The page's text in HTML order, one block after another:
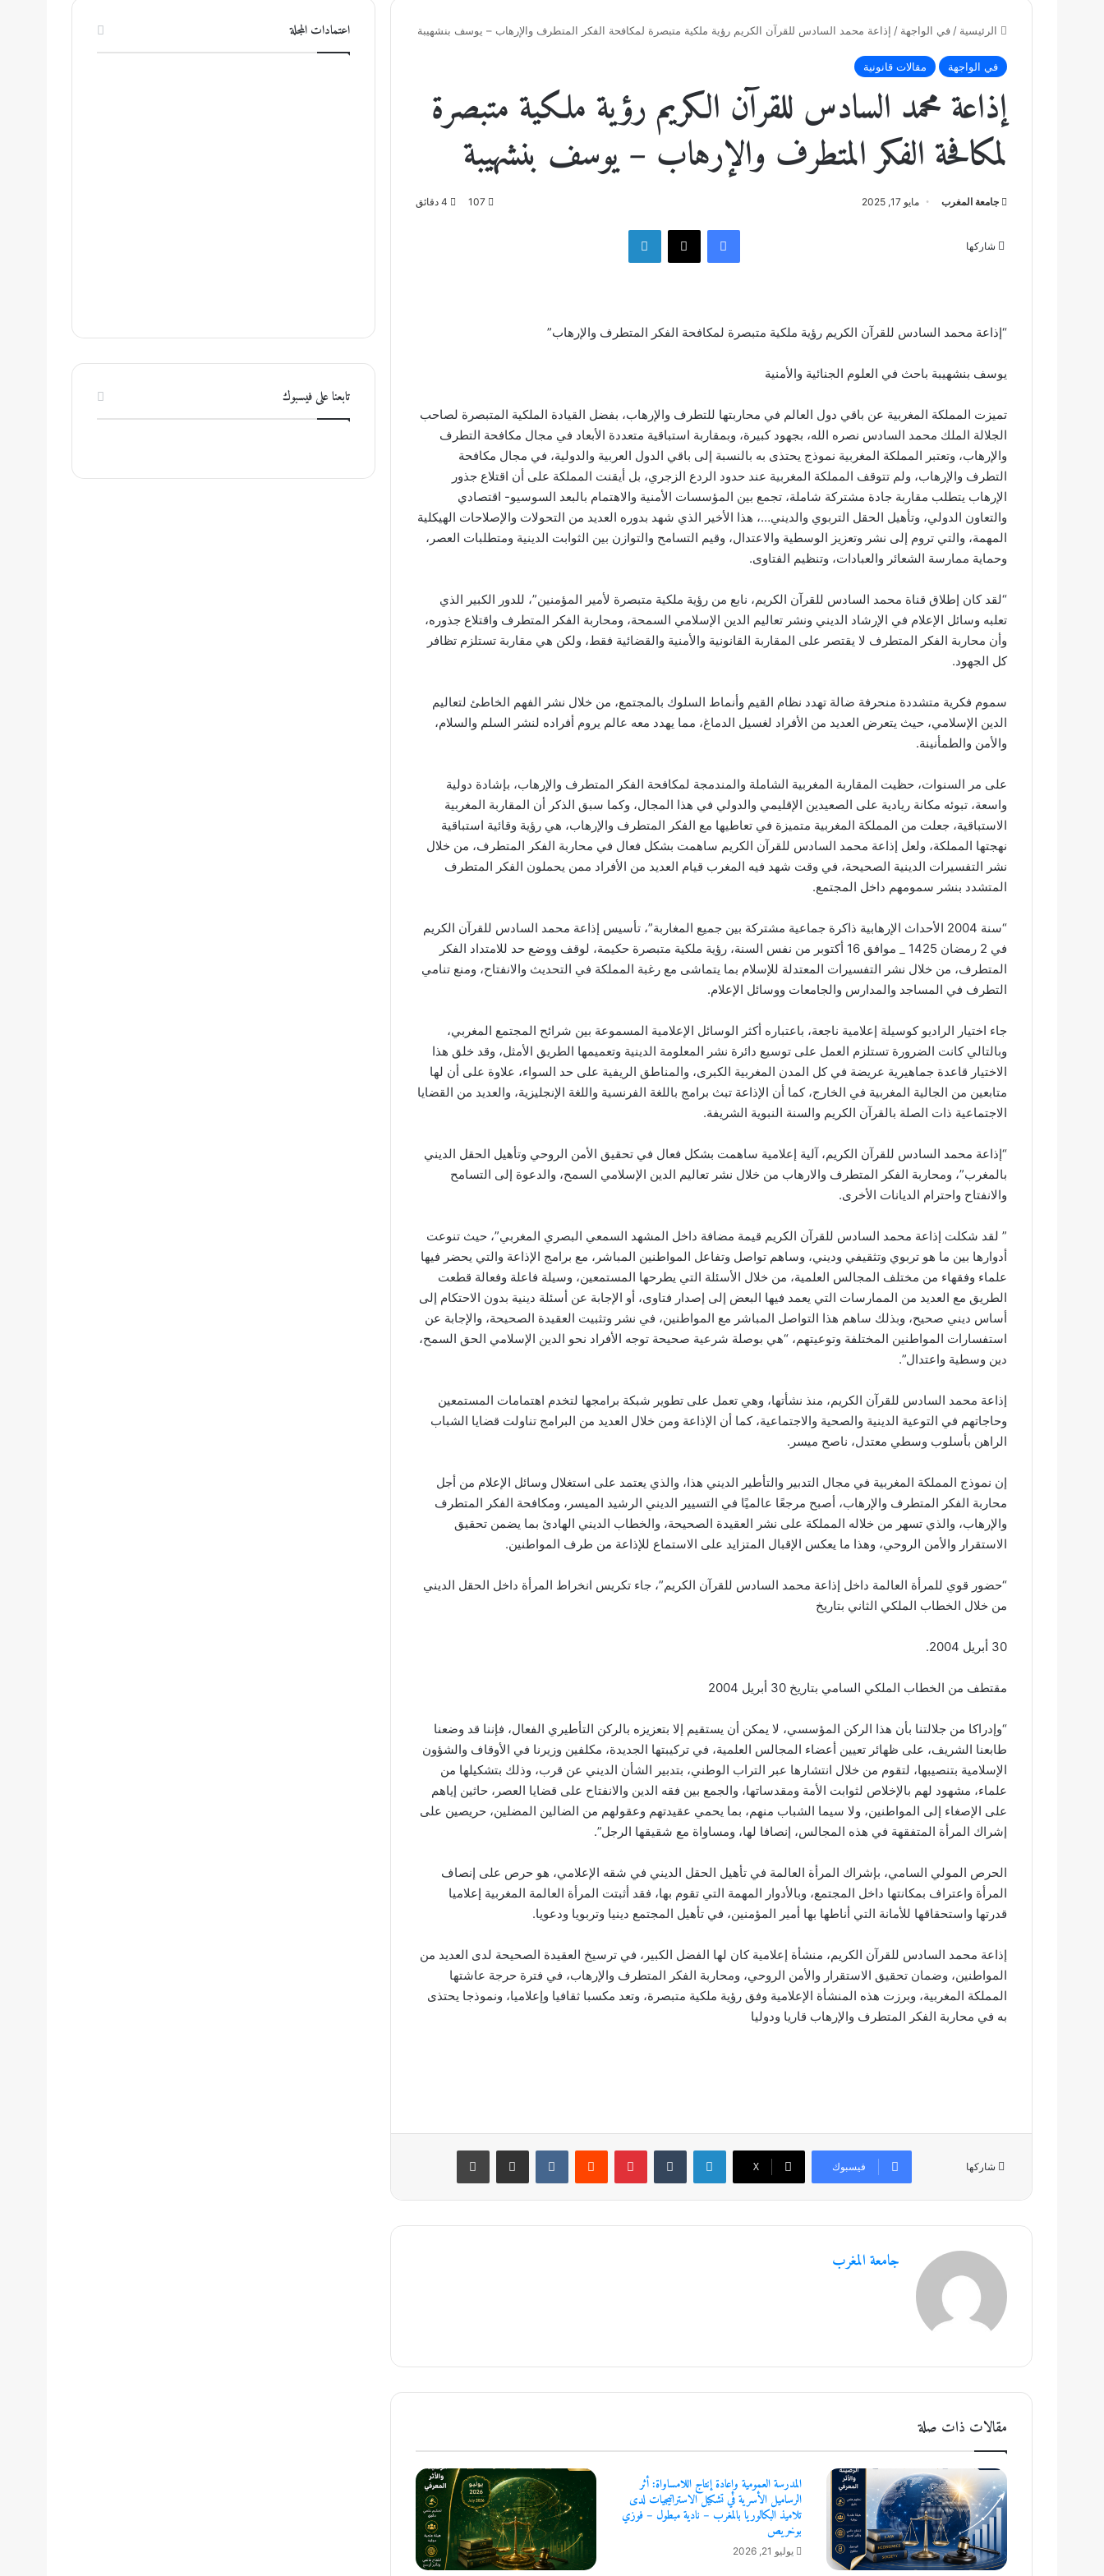
الرئيسية /في الواجهة / إذاعة محمد السادس للقرآن الكريم رؤية ملكية متبصرة لمكافحة الفكر المتطرف والإرهاب – يوسف بنشهيبة
في الواجهة مقالات قانونية
إذاعة محمد السادس للقرآن الكريم رؤية ملكية متبصرة
لمكافحة الفكر المتطرف والإرهاب – يوسف بنشهيبة
جامعة المغرب مايو 17, 2025 107
شاركها
فيسبوك ‫X
“إذاعة محمد السادس للقرآن الكريم رؤية ملكية متبصرة لمكافحة الفكر المتطرف والإرهاب”
يوسف بنشهيبة باحث في العلوم الجنائية والأمنية
تميزت المملكة المغربية عن باقي دول العالم في محاربتها للتطرف والإرهاب، بفضل القيادة الملكية المتبصرة لصاحب
الجلالة الملك محمد السادس نصره الله، بجهود كبيرة، وبمقاربة استباقية متعددة الأبعاد في مجال مكافحة التطرف
والإرهاب، وتعتبر المملكة المغربية نموذج يحتذى به بالنسبة إلى باقي الدول العربية والدولية، في مجال مكافحة
التطرف والإرهاب، ولم تتوقف المملكة المغربية عند حدود الردع الزجري، بل أيقنت المملكة على أن اقتلاع جذور
الإرهاب يتطلب مقاربة جادة مشتركة شاملة، تجمع بين المؤسسات الأمنية والاهتمام بالبعد السوسيو- اقتصادي
والتعاون الدولي، وتأهيل الحقل التربوي والديني…، هذا الأخير الذي شهد بدوره العديد من التحولات والإصلاحات الهيكلية
المهمة، والتي تروم إلى نشر وتعزيز الوسطية والاعتدال، وقيم التسامح والتوازن بين الثوابت الدينية ومتطلبات العصر،
وحماية ممارسة الشعائر والعبادات، وتنظيم الفتاوى.
“لقد كان إطلاق قناة محمد السادس للقرآن الكريم، نابع من رؤية ملكية متبصرة لأمير المؤمنين”، للدور الكبير الذي
تعلبه وسائل الإعلام في الإرشاد الديني ونشر تعاليم الدين الإسلامي السمحة، ومحاربة الفكر المتطرف واقتلاع جذوره،
وأن محاربة الفكر المتطرف لا يقتصر على المقاربة القانونية والأمنية والقضائية فقط، ولكن هي مقاربة تستلزم تظافر
كل الجهود.
سموم فكرية متشددة منحرفة ضالة تهدد نظام القيم وأنماط السلوك بالمجتمع، من خلال نشر الفهم الخاطئ لتعاليم
الدين الإسلامي، حيث يتعرض العديد من الأفراد لغسيل الدماغ، مما يهدد معه عالم يروم أفراده لنشر السلم والسلام،
والأمن والطمأنينة.
على مر السنوات، حظيت المقاربة المغربية الشاملة والمندمجة لمكافحة الفكر المتطرف والإرهاب، بإشادة دولية
واسعة، تبوئه مكانة ريادية على الصعيدين الإقليمي والدولي في هذا المجال، وكما سبق الذكر أن المقاربة المغربية
الاستباقية، جعلت من المملكة المغربية متميزة في تعاطيها مع الفكر المتطرف والإرهاب، هي رؤية وقائية استباقية
نهجتها المملكة، ولعل إذاعة محمد السادس للقرآن الكريم ساهمت بشكل فعال في محاربة الفكر المتطرف، من خلال
نشر التفسيرات الدينية الصحيحة، في وقت شهد فيه المغرب قيام العديد من الأفراد ممن يحملون الفكر المتطرف
المتشدد بنشر سمومهم داخل المجتمع.
“سنة 2004 الأحداث الإرهابية ذاكرة جماعية مشتركة بين جميع المغاربة”، تأسيس إذاعة محمد السادس للقرآن الكريم
في 2 رمضان 1425 _ موافق 16 أكتوبر من نفس السنة، رؤية ملكية متبصرة حكيمة، لوقف ووضع حد للامتداد الفكر
المتطرف، من خلال نشر التفسيرات المعتدلة للإسلام بما يتماشى مع رغبة المملكة في التحديث والانفتاح، ومنع تنامي
التطرف في المساجد والمدارس والجامعات ووسائل الإعلام.
جاء اختيار الراديو كوسيلة إعلامية ناجعة، باعتباره أكثر الوسائل الإعلامية المسموعة بين شرائح المجتمع المغربي،
وبالتالي كانت الضرورة تستلزم العمل على توسيع دائرة نشر المعلومة الدينية وتعميمها الطريق الأمثل، وقد خلق هذا
الاختيار قاعدة جماهيرية عريضة في كل المدن المغربية الكبرى، والمناطق الريفية على حد السواء، علاوة على أن لها
متابعين من الجالية المغربية في الخارج، كما أن الإذاعة تبث برامج باللغة الفرنسية واللغة الإنجليزية، والعديد من القضايا
الاجتماعية ذات الصلة بالقرآن الكريم والسنة النبوية الشريفة.
“إذاعة محمد السادس للقرآن الكريم، آلية إعلامية ساهمت بشكل فعال في تحقيق الأمن الروحي وتأهيل الحقل الديني
بالمغرب”، ومحاربة الفكر المتطرف والارهاب من خلال نشر تعاليم الدين الإسلامي السمح، والدعوة إلى التسامح
والانفتاح واحترام الديانات الأخرى.
” لقد شكلت إذاعة محمد السادس للقرآن الكريم قيمة مضافة داخل المشهد السمعي البصري المغربي”، حيث تنوعت
أدوارها بين ما هو تربوي وتثقيفي وديني، وساهم تواصل وتفاعل المواطنين المباشر، مع برامج الإذاعة والتي يحضر فيها
علماء وفقهاء من مختلف المجالس العلمية، من خلال الأسئلة التي يطرحها المستمعين، وسيلة فاعلة وفعالة قطعت
الطريق مع العديد من الممارسات التي يعمد فيها البعض إلى إصدار فتاوى، أو الإجابة عن أسئلة دينية بدون الاحتكام إلى
أساس ديني صحيح، وبذلك ساهم هذا التواصل المباشر مع المواطنين، في نشر وتثبيت العقيدة الصحيحة، والإجابة عن
استفسارات المواطنين المختلفة وتوعيتهم، “هي بوصلة شرعية صحيحة توجه الأفراد نحو الدين الإسلامي الحق السمح،
دين وسطية واعتدال”.
إذاعة محمد السادس للقرآن الكريم، منذ نشأتها، وهي تعمل على تطوير شبكة برامجها لتخدم اهتمامات المستمعين
وحاجاتهم في التوعية الدينية والصحية والاجتماعية، كما أن الإذاعة ومن خلال العديد من البرامج تناولت قضايا الشباب
الراهن بأسلوب وسطي معتدل، ناصح ميسر.
إن نموذج المملكة المغربية في مجال التدبير والتأطير الديني هذا، والذي يعتمد على استغلال وسائل الإعلام من أجل
محاربة الفكر المتطرف والإرهاب، أصبح مرجعًا عالميًا في التسيير الديني الرشيد الميسر، ومكافحة الفكر المتطرف
والإرهاب، والذي تسهر من خلاله المملكة على نشر العقيدة الصحيحة، والخطاب الديني الهادئ بما يضمن تحقيق
الاستقرار والأمن الروحي، وهذا ما يعكس الإقبال المتزايد على الاستماع للإذاعة من طرف المواطنين.
“حضور قوي للمرأة العالمة داخل إذاعة محمد السادس للقرآن الكريم”، جاء تكريس انخراط المرأة داخل الحقل الديني
من خلال الخطاب الملكي الثاني بتاريخ
30 أبريل 2004.
مقتطف من الخطاب الملكي السامي بتاريخ 30 أبريل 2004
“وإدراكا من جلالتنا بأن هذا الركن المؤسسي، لا يمكن أن يستقيم إلا بتعزيزه بالركن التأطيري الفعال، فإننا قد وضعنا
طابعنا الشريف، على ظهائر تعيين أعضاء المجالس العلمية، في تركيبتها الجديدة، مكلفين وزيرنا في الأوقاف والشؤون
الإسلامية بتنصيبها، لتقوم من خلال انتشارها عبر التراب الوطني، بتدبير الشأن الديني عن قرب، وذلك بتشكيلها من
علماء، مشهود لهم بالإخلاص لثوابت الأمة ومقدساتها، والجمع بين فقه الدين والانفتاح على قضايا العصر، حاثين إياهم
على الإصغاء إلى المواطنين، ولا سيما الشباب منهم، بما يحمي عقيدتهم وعقولهم من الضالين المضلين، حريصين على
إشراك المرأة المتفقهة في هذه المجالس، إنصافا لها، ومساواة مع شقيقها الرجل”.
الحرص المولي السامي، بإشراك المرأة العالمة في تأهيل الحقل الديني في شقه الإعلامي، هو حرص على إنصاف
المرأة واعتراف بمكانتها داخل المجتمع، وبالأدوار المهمة التي تقوم بها، فقد أثبتت المرأة العالمة المغربية إعلاميا
قدرتها واستحقاقها للأمانة التي أناطها بها أمير المؤمنين، في تأهيل المجتمع دينيا وتربويا ودعويا.
إذاعة محمد السادس للقرآن الكريم، منشأة إعلامية كان لها الفضل الكبير، في ترسيخ العقيدة الصحيحة لدى العديد من
المواطنين، وضمان تحقيق الاستقرار والأمن الروحي، ومحاربة الفكر المتطرف والإرهاب، في فترة حرجة عاشتها
المملكة المغربية، وبرزت هذه المنشأة الإعلامية وفق رؤية ملكية متبصرة، وتعد مكسبا ثقافيا وإعلاميا، ونموذجا يحتذى
به في محاربة الفكر المتطرف والإرهاب قاريا ودوليا
شاركها فيسبوك ‫X
لينكدإن بينتيريست ‏VKontakte
جامعة المغرب
مقالات ذات صلة
المدرسة العمومية وإعادة إنتاج اللامساواة: أثر
الرساميل الأسرية في تشكيل الاستراتيجيات لدى
تلاميذ البكالوريا بالمغرب – نادية مبطول – فوزي
بوخريص
يوليو 21, 2026
اعتمادات المجلة
تابعنا على فيسبوك